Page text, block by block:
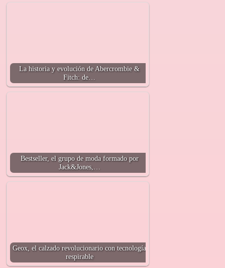
La historia y evolución de Abercrombie &
Fitch: de…
Bestseller, el grupo de moda formado por
Jack&Jones,…
Geox, el calzado revolucionario con tecnología
respirable